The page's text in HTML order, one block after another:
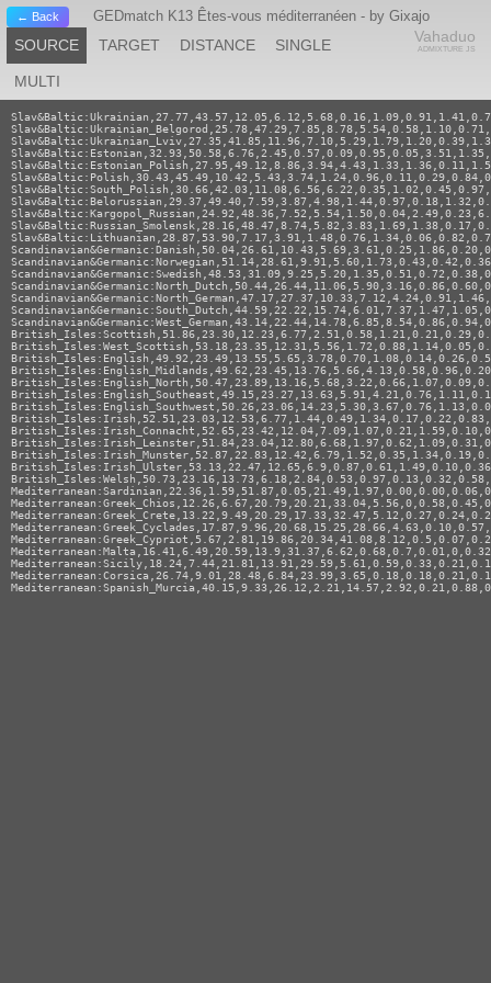
← Back GEDmatch K13 Êtes-vous méditerranéen - by Gixajo
Vahaduo
ADMIXTURE JS
SOURCE TARGET DISTANCE SINGLE
MULTI